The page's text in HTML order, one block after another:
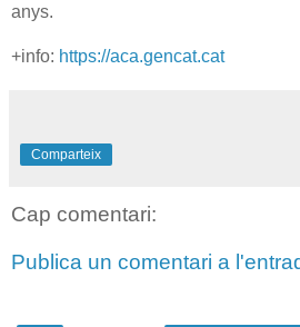
anys.
+info: https://aca.gencat.cat
Comparteix
Cap comentari:
Publica un comentari a